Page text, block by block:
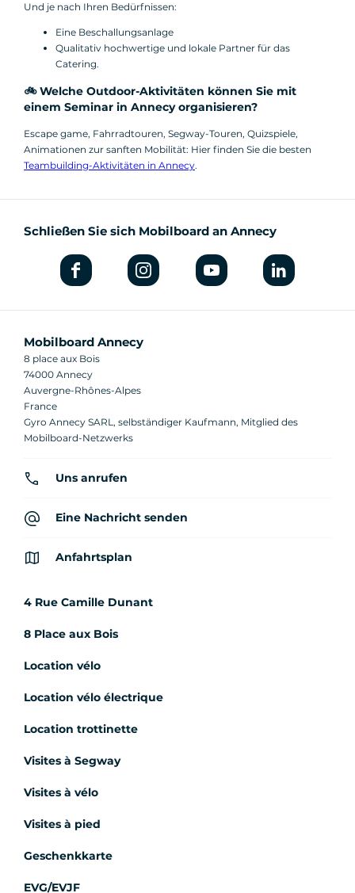
Und je nach Ihren Bedürfnissen:
Eine Beschallungsanlage
Qualitativ hochwertige und lokale Partner für das
Catering.
🚲 Welche Outdoor-Aktivitäten können Sie mit
einem Seminar in Annecy organisieren?
Escape game, Fahrradtouren, Segway-Touren, Quizspiele,
Animationen zur sanften Mobilität: Hier finden Sie die besten
Teambuilding-Aktivitäten in Annecy.
Schließen Sie sich Mobilboard an Annecy
Mobilboard Annecy
8 place aux Bois
74000 Annecy
Auvergne-Rhônes-Alpes
France
Gyro Annecy SARL, selbständiger Kaufmann, Mitglied des
Mobilboard-Netzwerks
Uns anrufen
Eine Nachricht senden
Anfahrtsplan
4 Rue Camille Dunant
8 Place aux Bois
Location vélo
Location vélo électrique
Location trottinette
Visites à Segway
Visites à vélo
Visites à pied
Geschenkkarte
EVG/EVJF